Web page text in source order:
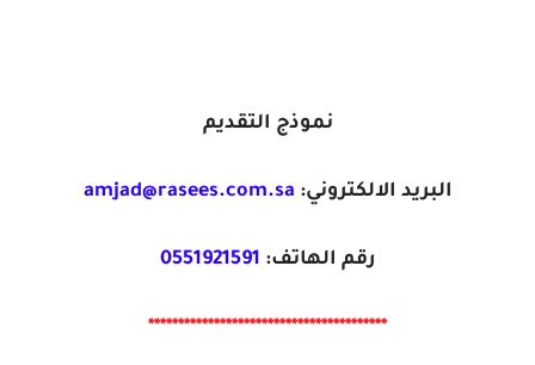
نموذج التقديم
البريد الالكتروني: amjad@rasees.com.sa
رقم الهاتف: 0551921591
****************************************